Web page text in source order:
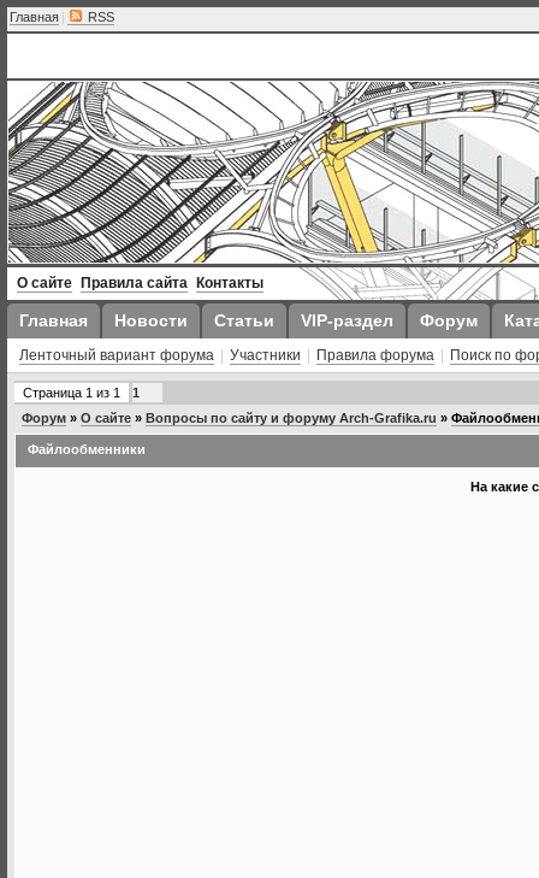
Главная | RSS
О сайте Правила сайта Контакты
Главная Новости Статьи VIP-раздел Форум
Ленточный вариант форума Участники Правила форума Поиск по
Страница 1 из 1
1
Форум » О сайте » Вопросы по сайту и форуму Arch-Grafika.ru »
Файлообменники
На какие